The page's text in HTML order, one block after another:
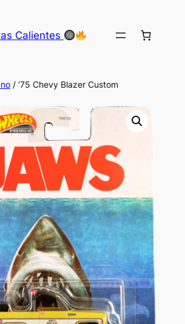
Calientes
/ ’75 Chevy Blazer Custom